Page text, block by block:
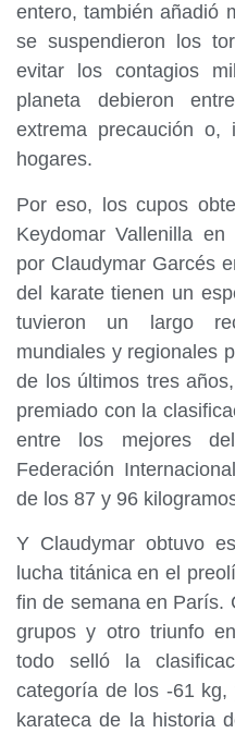
entero, también añadió
se suspendieron los
evitar los contagios
planeta debieron
extrema precaución o,
hogares.
Por eso, los cupos
Keydomar Vallenilla
por Claudymar Garcés
del karate tienen un
tuvieron un largo
mundiales y regionales
de los últimos tres
premiado con la
entre los mejores
Federación
de los 87 y 96
Y Claudymar obtuvo
lucha titánica en el
fin de semana en París.
grupos y otro triunfo
todo selló la
categoría de los -61
karateca de la historia